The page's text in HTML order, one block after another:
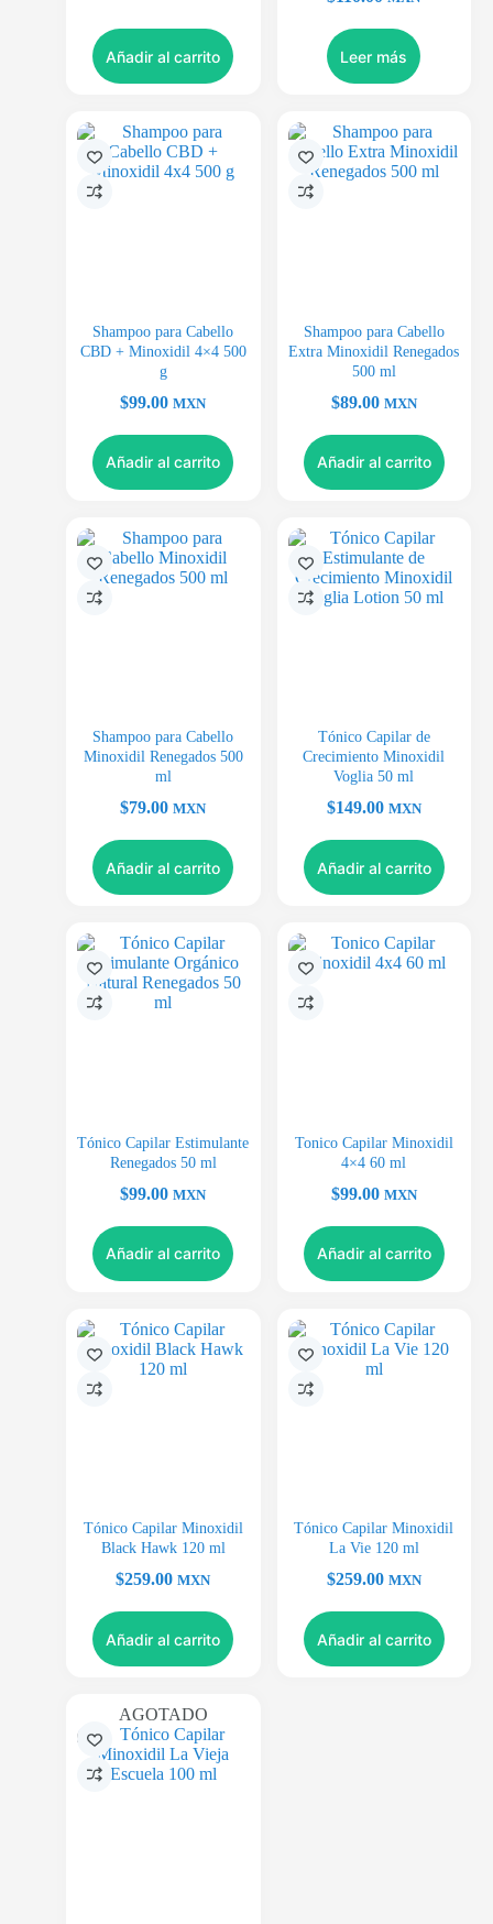
Añadir al carrito Leer más
Shampoo para Cabello
CBD + Minoxidil 4×4 500
g
$99.00 MXN
Añadir al carrito
Shampoo para Cabello
Extra Minoxidil Renegados
500 ml
$89.00 MXN
Añadir al carrito
Shampoo para Cabello
Minoxidil Renegados 500
ml
$79.00 MXN
Añadir al carrito
Tónico Capilar de
Crecimiento Minoxidil
Voglia 50 ml
$149.00 MXN
Añadir al carrito
Tónico Capilar Estimulante
Renegados 50 ml
$99.00 MXN
Añadir al carrito
Tonico Capilar Minoxidil
4×4 60 ml
$99.00 MXN
Añadir al carrito
Tónico Capilar Minoxidil
Black Hawk 120 ml
$259.00 MXN
Añadir al carrito
Tónico Capilar Minoxidil
La Vie 120 ml
$259.00 MXN
Añadir al carrito
AGOTADO